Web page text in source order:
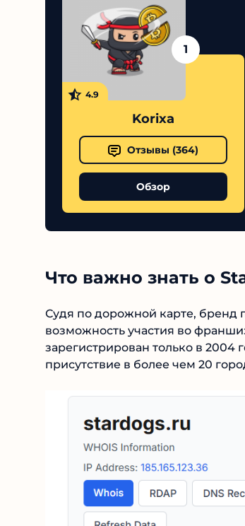
1
4.9
Korixa
Отзывы ( 364)
Обзор
Что важно знать о
Судя по дорожной карте, бренд
возможность участия во
зарегистрирован только в 2004
присутствие в более чем 20